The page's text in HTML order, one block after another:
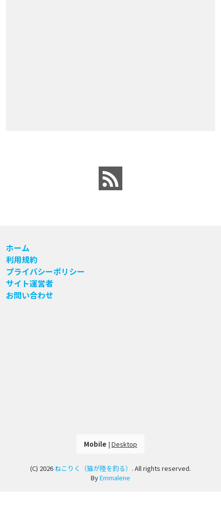
ホーム
利用規約
プライバシーポリシー
サイト運営者
お問い合わせ
Mobile | Desktop
(C) 2026ねこりく（猫が陸を釣る） . All rights reserved.
ByEmmalene